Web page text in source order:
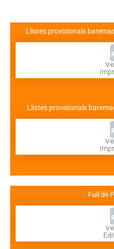
Llistes provisionals
Llistes provisionals
Full de